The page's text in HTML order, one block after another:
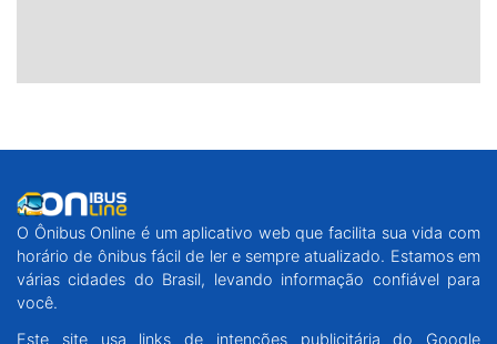
O Ônibus Online é um aplicativo web que facilita sua vida com
horário de ônibus fácil de ler e sempre atualizado. Estamos em
várias cidades do Brasil, levando informação confiável para
você.
Este site usa links de intenções publicitária do Google